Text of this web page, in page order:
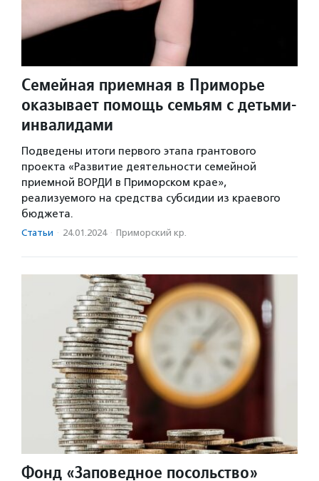
Семейная приемная в Приморье
оказывает помощь семьям с детьми-
инвалидами
Подведены итоги первого этапа грантового
проекта «Развитие деятельности семейной
приемной ВОРДИ в Приморском крае»,
реализуемого на средства субсидии из краевого
бюджета.
Статьи · 24.01.2024 · Приморский кр.
Фонд «Заповедное посольство»